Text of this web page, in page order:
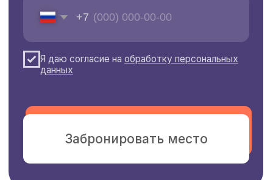
Театрализации, праздники и мини-
путешествия
Всё — через игру, движение,
чтобы ребёнку
было интересно